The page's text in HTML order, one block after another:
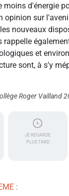
moins d'énergie
opinion sur
nouveaux
rappelle
et
sont, à s'y
Roger Vailland
JE REGARDE
PLUS TARD
: